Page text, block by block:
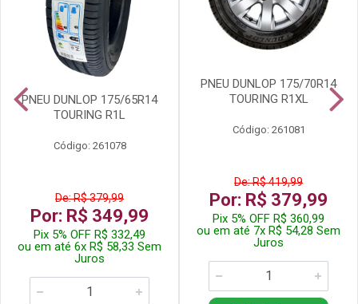
PNEU DUNLOP 175/65R14
TOURING R1L
Código: 261078
De: R$ 379,99
Por: R$ 349,99
Pix 5% OFF R$ 332,49
ou em até 6x R$ 58,33 Sem
Juros
PNEU DUNLOP 175/70R14
TOURING R1XL
Código: 261081
De: R$ 419,99
Por: R$ 379,99
Pix 5% OFF R$ 360,99
ou em até 7x R$ 54,28 Sem
Juros